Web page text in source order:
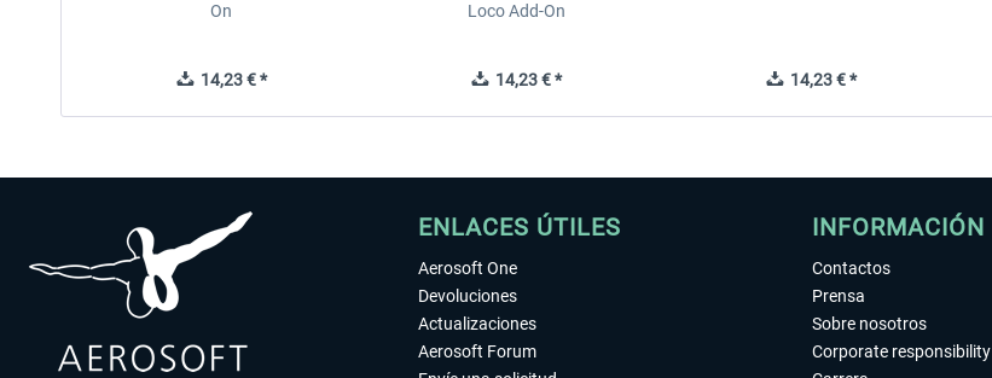
On
14,23 € *
Loco Add-On
14,23 € * 14,23 € *
ENLACES ÚTILES
Aerosoft One
Devoluciones
Actualizaciones
Aerosoft Forum
INFORMACIÓN
Contactos
Prensa
Sobre nosotros
Corporate responsibility